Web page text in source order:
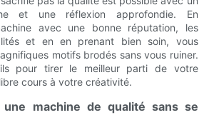
et une réflexion approfondie. En
avec une bonne réputation, les
et en en prenant bien soin, vous
motifs brodés sans vous ruiner.
pour tirer le meilleur parti de votre
cours à votre créativité.
machine de qualité sans se